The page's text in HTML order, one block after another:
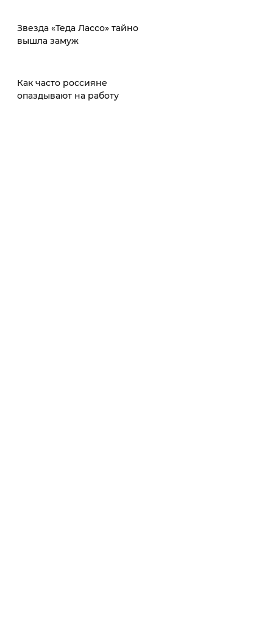
Звезда «Теда Лассо» тайно
вышла замуж
Как часто россияне
опаздывают на работу